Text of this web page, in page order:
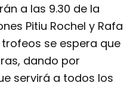
a las 9.30 de la
Pitiu Rochel y Rafa
se espera que
dando por
servirá a todos los